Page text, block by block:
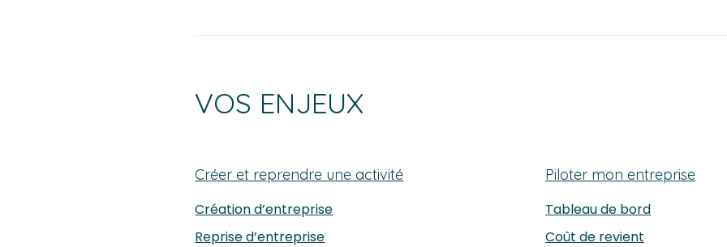
VOS ENJEUX
Créer et reprendre une activité
Création d’entreprise
Reprise d’entreprise
Piloter mon entreprise
Tableau de bord
Coût de revient